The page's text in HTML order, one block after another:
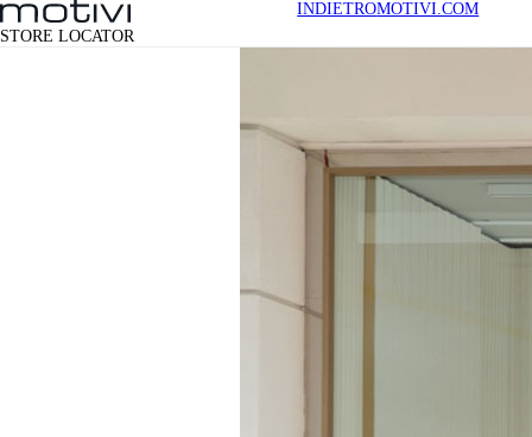
STORE LOCATOR
INDIETROMOTIVI.COM